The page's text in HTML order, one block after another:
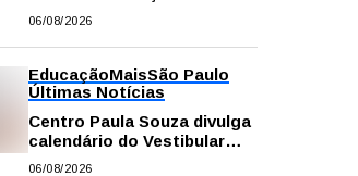
sábado com mais barracas
e atrações
06/08/2026
EducaçãoMaisSão Paulo
Últimas Notícias
Centro Paula Souza divulga
calendário do Vestibular
das Fatecs para o primeiro
06/08/2026